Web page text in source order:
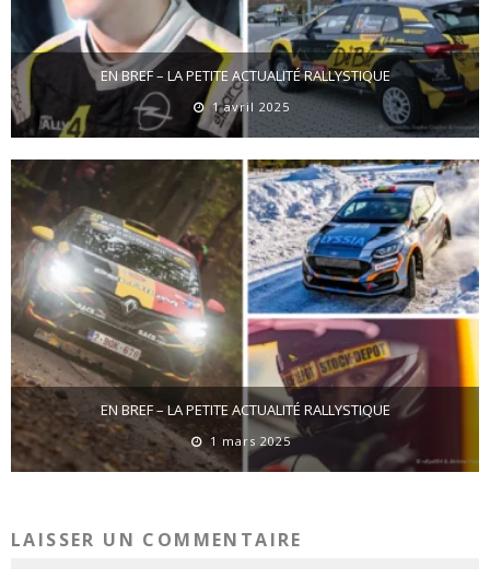
EN BREF – LA PETITE ACTUALITÉ RALLYSTIQUE
1 avril 2025
EN BREF – LA PETITE ACTUALITÉ RALLYSTIQUE
1 mars 2025
LAISSER UN COMMENTAIRE